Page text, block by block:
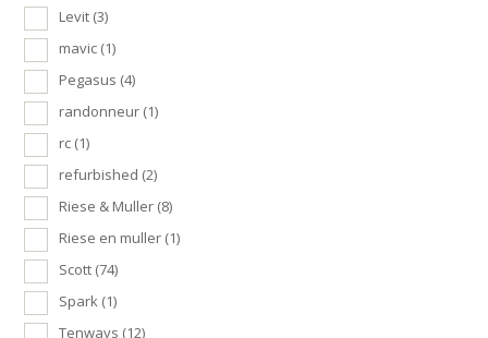
Levit (3)
mavic (1)
Pegasus (4)
randonneur (1)
rc (1)
refurbished (2)
Riese & Muller (8)
Riese en muller (1)
Scott (74)
Spark (1)
Tenways (12)